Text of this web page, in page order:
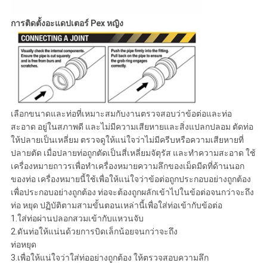
การติดตั้งอะแดปเตอร์ Pex หญิง
เลือกขนาดและท่อที่เหมาะสมกับงานตรวจสอบว่าข้อต่อและท่อ
สะอาด อยู่ในสภาพดี และไม่มีความเสียหายและสิ่งแปลกปลอม ตัดท่อ
ให้ปลายเป็นเหลี่ยม ตรวจดูให้แน่ใจว่าไม่มีครีบหรือความเสียหายที่
ปลายตัด เมื่อปลายท่อถูกตัดเป็นสี่เหลี่ยมจัตุรัส และทำความสะอาด ใช้
เครื่องหมายถาวรเพื่อทำเครื่องหมายความลึกของเม็ดมีดที่ด้านนอก
ของท่อ เครื่องหมายนี้ใช้เพื่อให้แน่ใจว่าข้อต่อถูกประกอบอย่างถูกต้อง
เพื่อประกอบอย่างถูกต้อง ท่อจะต้องถูกผลักเข้าไปในข้อต่อจนกว่าจะถึง
ท่อ หยุด ปฏิบัติตามสามขั้นตอนเหล่านี้เพื่อใส่ท่อเข้ากับข้อต่อ
1.ใส่ท่อผ่านปลอกสวมเข้ากับแหวนจับ
2.ดันท่อให้แน่นด้วยการบิดเล็กน้อยจนกว่าจะถึง
ท่อหยุด
3.เพื่อให้แน่ใจว่าใส่ท่ออย่างถูกต้อง ให้ตรวจสอบความลึก